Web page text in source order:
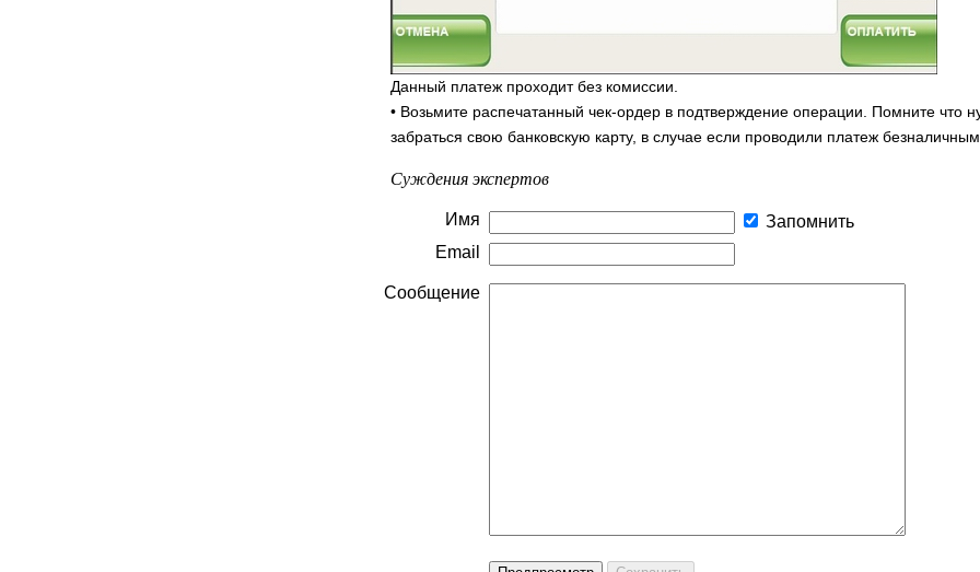
Данный платеж проходит без комиссии.
• Возьмите распечатанный чек-ордер в подтверждение операции. Помните что
забраться свою банковскую карту, в случае если проводили платеж
Суждения экспертов
Имя
Запомнить
Email
Сообщение